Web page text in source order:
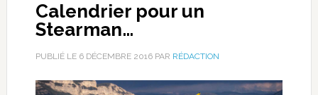
Calendrier pour un
Stearman…
PUBLIÉ LE 6 DÉCEMBRE 2016PAR RÉDACTION